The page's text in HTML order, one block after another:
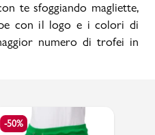
te sfoggiando magliette,
con il logo e i colori di
numero di trofei in
-50%